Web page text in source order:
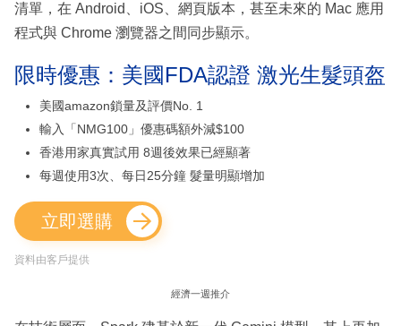
清單，在 Android、iOS、網頁版本，甚至未來的 Mac 應用
程式與 Chrome 瀏覽器之間同步顯示。
限時優惠：美國FDA認證 激光生髮頭盔
美國amazon鎖量及評價No. 1
輸入「NMG100」優惠碼額外減$100
香港用家真實試用 8週後效果已經顯著
每週使用3次、每日25分鐘 髮量明顯增加
立即選購
資料由客戶提供
經濟一週推介